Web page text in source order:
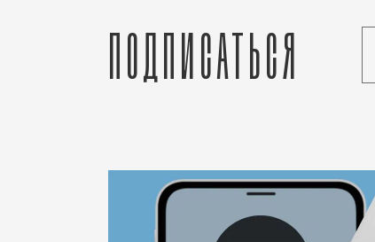
Подписаться